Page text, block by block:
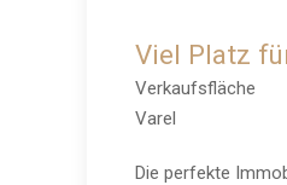
Viel Platz
Verkaufsfläche
Varel
Die perfekte